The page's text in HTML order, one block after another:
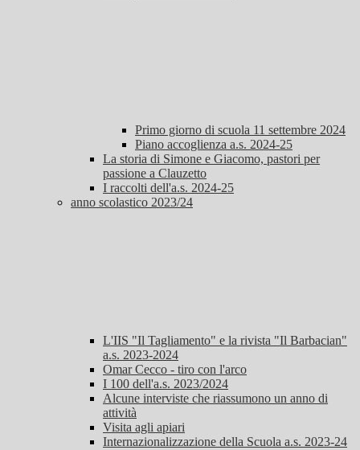
Primo giorno di scuola 11 settembre 2024
Piano accoglienza a.s. 2024-25
La storia di Simone e Giacomo, pastori per
passione a Clauzetto
I raccolti dell'a.s. 2024-25
anno scolastico 2023/24
L'IIS "Il Tagliamento" e la rivista "Il Barbacian"
a.s. 2023-2024
Omar Cecco - tiro con l'arco
I 100 dell'a.s. 2023/2024
Alcune interviste che riassumono un anno di
attività
Visita agli apiari
Internazionalizzazione della Scuola a.s. 2023-24